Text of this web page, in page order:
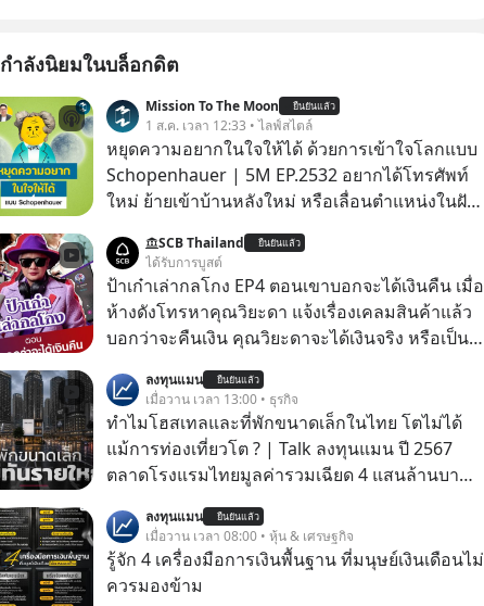
กำลังนิยมในบล็อกดิต
Mission To The Moon ยืนยันแล้ว
1 ส.ค. เวลา 12:33 • ไลฟ์สไตล์
หยุดความอยากในใจให้ได้ ด้วยการเข้าใจโลกแบบ
Schopenhauer | 5M EP.2532 อยากได้โทรศัพท์
ใหม่ ย้ายเข้าบ้านหลังใหม่ หรือเลื่อนตำแหน่งในฝัน
ความสุขนั้นกลับอยู่กับเราได้ไม่นาน? นี่คือกลไกพื้น
ฐานของมนุษย์ที่ Arthur Schopenhauer นัก
ปรัชญาชาวเยอรมันเคยอธิบายไว้เมื่อ 200 กว่าปี
ก่อน แล้วเราจะหยุดวงจรความอยากในใจเพื่อ
ความสุขที่ยั่งยืนได้อย่างไร? ติดตามได้ในพอดแค
สต์ 5M EP. นี้ #goodtime #5minutespodcast
#missiontothemoonpodcast
SCB Thailand ยืนยันแล้ว
ได้รับการบูสต์
ป้าเก๋าเล่ากลโกง EP4 ตอนเขาบอกจะได้เงินคืน เมื่อ
ห้างดังโทรหาคุณวิยะดา แจ้งเรื่องเคลมสินค้าแล้ว
บอกว่าจะคืนเงิน คุณวิยะดาจะได้เงินจริง หรือเป็น
ตอน “เขาบอกว่าจะได้เงินคืน” #ป้าเก๋าเล่ากลโกง
#แก้เกมกลโกง #อยู่อย่างยั่งยืน #Cybersecurity
#เตือนภัยออนไลน์
ลงทุนแมน ยืนยันแล้ว
เมื่อวาน เวลา 13:00 • ธุรกิจ
ทำไมโฮสเทลและที่พักขนาดเล็กในไทย โตไม่ได้
แม้การท่องเที่ยวโต ? | Talk ลงทุนแมน ปี 2567
ตลาดโรงแรมไทยมูลค่ารวมเฉียด 4 แสนล้านบาท
ประกอบการรายใหญ่ และมีอัตราการเติบโตได้ถึง
16% ขณะที่ผู้ประกอบการโฮสเทลและที่พักขนาด
เล็ก ซึ่งมีสัดส่วนถึง 91% ของธุรกิจที่พักทั้งหมด
ลงทุนแมน ยืนยันแล้ว
เมื่อวาน เวลา 08:00 • หุ้น & เศรษฐกิจ
รู้จัก 4 เครื่องมือการเงินพื้นฐาน ที่มนุษย์เงินเดือนไม่
ควรมองข้าม